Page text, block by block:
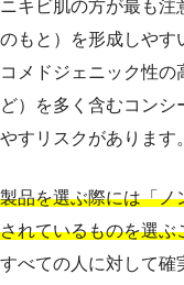
ニキビ肌の方が最も
のもと）を形成しやす
コメドジェニック性
ど）を多く含むコン
やすリスクがあります。
製品を選ぶ際には「ノ
されているものを選ぶ
すべての人に対して確